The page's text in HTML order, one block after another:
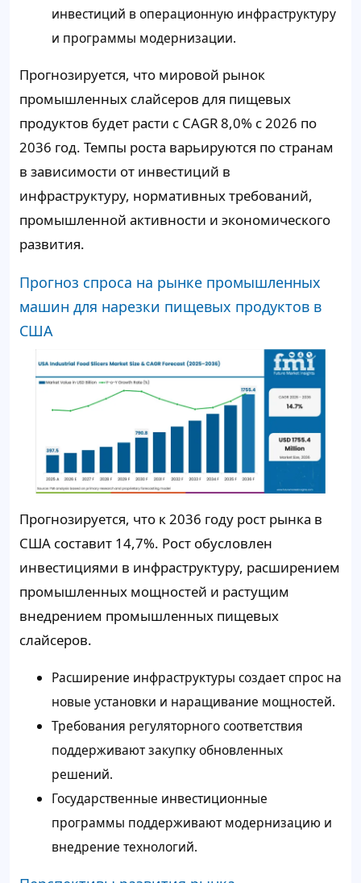
инвестиций в операционную инфраструктуру
и программы модернизации.
Прогнозируется, что мировой рынок
промышленных слайсеров для пищевых
продуктов будет расти с CAGR 8,0% с 2026 по
2036 год. Темпы роста варьируются по странам
в зависимости от инвестиций в
инфраструктуру, нормативных требований,
промышленной активности и экономического
развития.
Прогноз спроса на рынке промышленных
машин для нарезки пищевых продуктов в
США
Прогнозируется, что к 2036 году рост рынка в
США составит 14,7%. Рост обусловлен
инвестициями в инфраструктуру, расширением
промышленных мощностей и растущим
внедрением промышленных пищевых
слайсеров.
Расширение инфраструктуры создает спрос на
новые установки и наращивание мощностей.
Требования регуляторного соответствия
поддерживают закупку обновленных
решений.
Государственные инвестиционные
программы поддерживают модернизацию и
внедрение технологий.